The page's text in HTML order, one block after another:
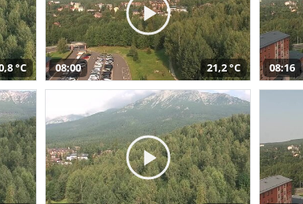
°C 08:00 21,2 °C 08:16